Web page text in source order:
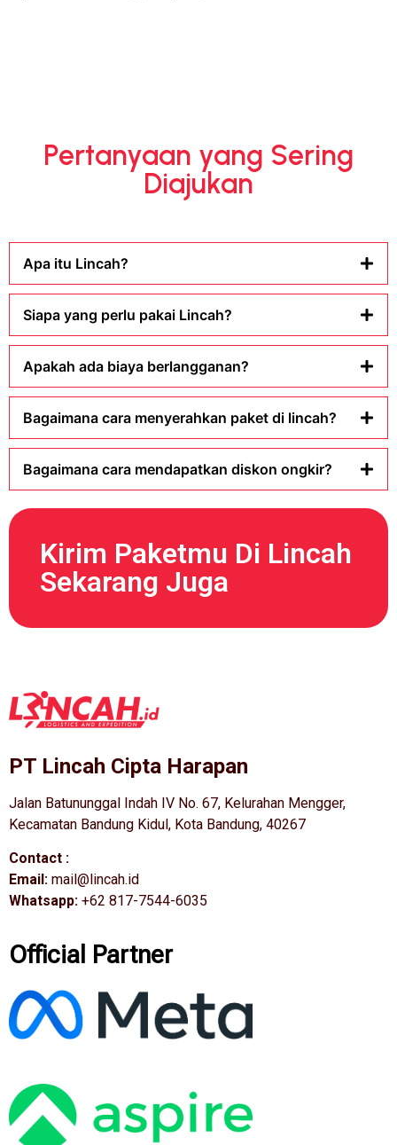
Pertanyaan yang Sering
Diajukan
Apa itu Lincah?
Siapa yang perlu pakai Lincah?
Apakah ada biaya berlangganan?
Bagaimana cara menyerahkan paket di lincah?
Bagaimana cara mendapatkan diskon ongkir?
Kirim Paketmu Di Lincah
Sekarang Juga
PT Lincah Cipta Harapan
Jalan Batununggal Indah IV No. 67, Kelurahan Mengger,
Kecamatan Bandung Kidul, Kota Bandung, 40267
Contact :
Email: mail@lincah.id
Whatsapp: +62 817-7544-6035
Official Partner